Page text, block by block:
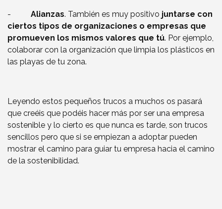
- Alianzas. También es muy positivo juntarse con
ciertos tipos de organizaciones o empresas que
promueven los mismos valores que tú. Por ejemplo,
colaborar con la organización que limpia los plásticos en
las playas de tu zona.
Leyendo estos pequeños trucos a muchos os pasará
que creéis que podéis hacer más por ser una empresa
sostenible y lo cierto es que nunca es tarde, son trucos
sencillos pero que si se empiezan a adoptar pueden
mostrar el camino para guiar tu empresa hacia el camino
de la sostenibilidad.